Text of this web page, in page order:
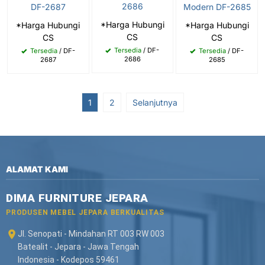
DF-2687
*Harga Hubungi
CS
Tersedia/ DF-
2687
2686
*Harga Hubungi
CS
Tersedia / DF-
2686
Modern DF-2685
*Harga Hubungi
CS
Tersedia / DF-
2685
1 2 Selanjutnya
ALAMAT KAMI
DIMA FURNITURE JEPARA
PRODUSEN MEBEL JEPARA BERKUALITAS
Jl. Senopati - Mindahan RT 003 RW 003
Batealit - Jepara - Jawa Tengah
Indonesia - Kodepos 59461